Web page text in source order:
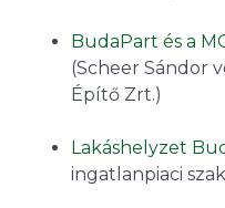
BudaPart és a
(Scheer Sándor
Építő Zrt.)
Lakáshelyzet
ingatlanpiaci